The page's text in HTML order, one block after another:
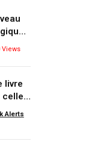
Views
livre
celles
et
Alerts